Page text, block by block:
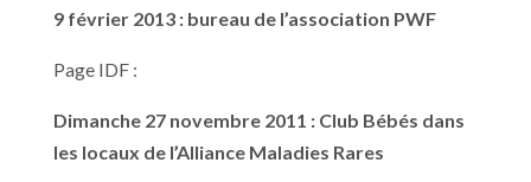
9 février 2013 : bureau de l’association PWF
Page IDF :
Dimanche 27 novembre 2011 : Club Bébés dans
les locaux de l’Alliance Maladies Rares